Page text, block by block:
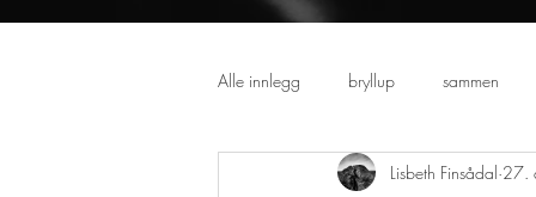
Alle innlegg bryllup sammen
Lisbeth Finsådal 27.